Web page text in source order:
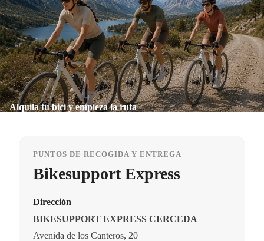
Alquila tu bici y empieza la ruta
PUNTOS DE RECOGIDA Y ENTREGA
Bikesupport Express
Dirección
BIKESUPPORT EXPRESS CERCEDA
Avenida de los Canteros, 20